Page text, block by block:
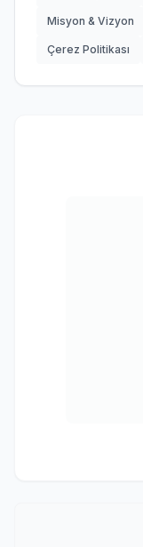
Misyon & Vizyon
Çerez Politikası